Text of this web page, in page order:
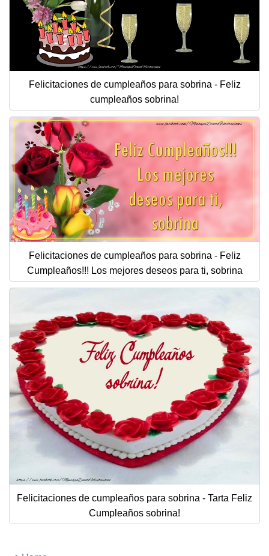
Felicitaciones de cumpleaños para sobrina - Feliz
cumpleaños sobrina!
Felicitaciones de cumpleaños para sobrina - Feliz
Cumpleaños!!! Los mejores deseos para ti, sobrina
Felicitaciones de cumpleaños para sobrina - Tarta Feliz
Cumpleaños sobrina!